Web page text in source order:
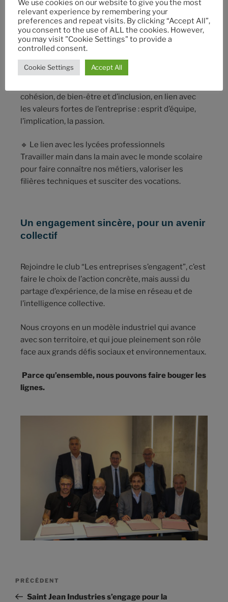
🔹La sobriété énergétique
Réduire notre empreinte, améliorer nos procédés,
et inscrire nos pratiques dans une logique de
durabilité.
🔹L’inclusion par le sport
cohésion, de bien-être et d’inclusion, en lien avec
les valeurs fortes de l’entreprise : esprit d’équipe,
l’implication, la passion.
🔹 Le lien avec les lycées professionnels
Travailler main dans la main avec le monde scolaire
pour faire connaître nos métiers, valoriser les
filières techniques et susciter des vocations.
Un engagement sincère, pour un avenir
collectif
Rejoindre le club “Les entreprises s’engagent”, c’est
faire le choix de l’action concrète, mais aussi du
partage d’expérience, de la mise en réseau et de
l’intelligence collective.
Nous croyons en un modèle industriel qui avance
avec son territoire, et qui joue pleinement son rôle
face aux grands défis sociaux et environnementaux.
Parce qu’ensemble, nous pouvons faire bouger les
lignes.
PRÉCÉDENT
Saint Jean Industries s’engage pour la
We use cookies on our website to give you the most
relevant experience by remembering your
preferences and repeat visits. By clicking “Accept All”,
you consent to the use of ALL the cookies. However,
you may visit "Cookie Settings" to provide a
controlled consent.
Cookie Settings Accept All